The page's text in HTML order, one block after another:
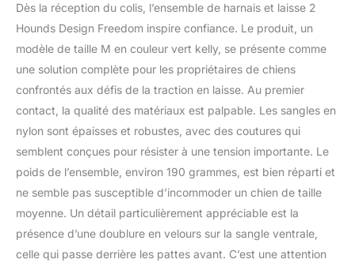
harnais anti-traction
pour une répartition
uniforme de la pression,
éliminant les tiraillements
pour une expérience de
promenade facile du
chien. Contrôle optimal :
obtenez des résultats
d'entraînement inégalés
grâce aux deux points de
connexion entre les
harnais pour chiens.
toute confiance avec le
joint torique avant
robuste, tandis que les
Dès la réception du colis, l’ensemble de harnais et laisse 2
Hounds Design Freedom inspire confiance. Le produit, un
modèle de taille M en couleur vert kelly, se présente comme
une solution complète pour les propriétaires de chiens
confrontés aux défis de la traction en laisse. Au premier
contact, la qualité des matériaux est palpable. Les sangles en
nylon sont épaisses et robustes, avec des coutures qui
semblent conçues pour résister à une tension importante. Le
poids de l’ensemble, environ 190 grammes, est bien réparti et
ne semble pas susceptible d’incommoder un chien de taille
moyenne. Un détail particulièrement appréciable est la
présence d’une doublure en velours sur la sangle ventrale,
celle qui passe derrière les pattes avant. C’est une attention